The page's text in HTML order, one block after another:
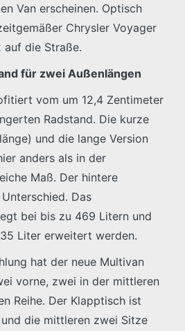
Van erscheinen. Optisch
Chrysler Voyager
auf die Straße.
für zwei Außenlängen
vom um 12,4 Zentimeter
Radstand. Die kurze
und die lange Version
anders als in der
Maß. Der hintere
Das
bei bis zu 469 Litern und
Liter erweitert werden.
hat der neue Multivan
vorne, zwei in der mittleren
Reihe. Der Klapptisch ist
die mittleren zwei Sitze